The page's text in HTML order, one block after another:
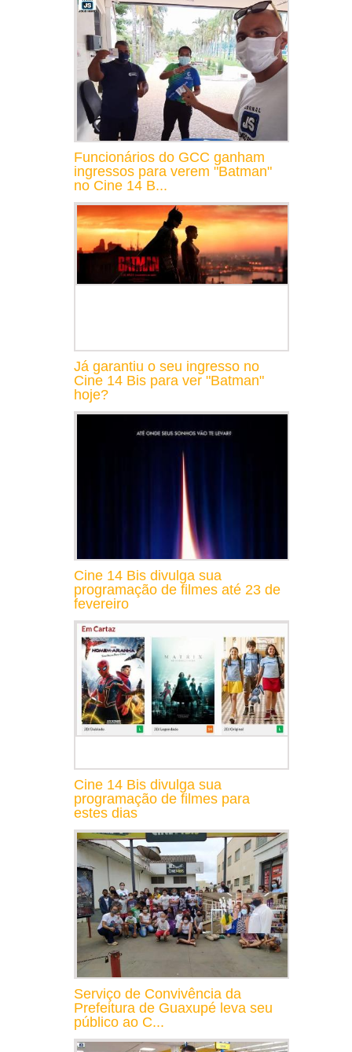
Funcionários do GCC ganham
ingressos para verem "Batman"
no Cine 14 B...
Já garantiu o seu ingresso no
Cine 14 Bis para ver "Batman"
hoje?
Cine 14 Bis divulga sua
programação de filmes até 23 de
fevereiro
Cine 14 Bis divulga sua
programação de filmes para
estes dias
Serviço de Convivência da
Prefeitura de Guaxupé leva seu
público ao C...